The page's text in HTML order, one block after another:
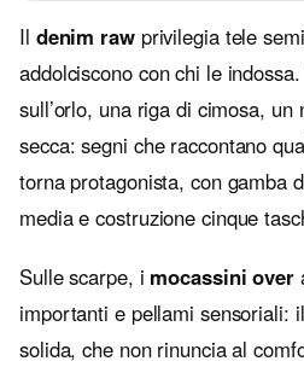
Il denim rawprivilegia tele
addolciscono con chi le
sull’orlo, una riga di cimosa,
secca: segni che raccontano
torna protagonista, con gamba
media e costruzione cinque
Sulle scarpe, i mocassini over
importanti e pellami sensoriali:
solida, che non rinuncia al